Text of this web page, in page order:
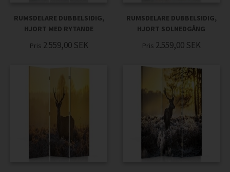
RUMSDELARE DUBBELSIDIG,
HJORT MED RYTANDE
Pris 2.559,00 SEK
RUMSDELARE DUBBELSIDIG,
HJORT SOLNEDGÅNG
Pris 2.559,00 SEK